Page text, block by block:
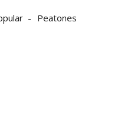
Peatones